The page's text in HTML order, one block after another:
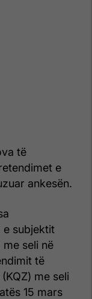
të
e
ankesën.
e subjektit
seli në
të
me seli
15 mars